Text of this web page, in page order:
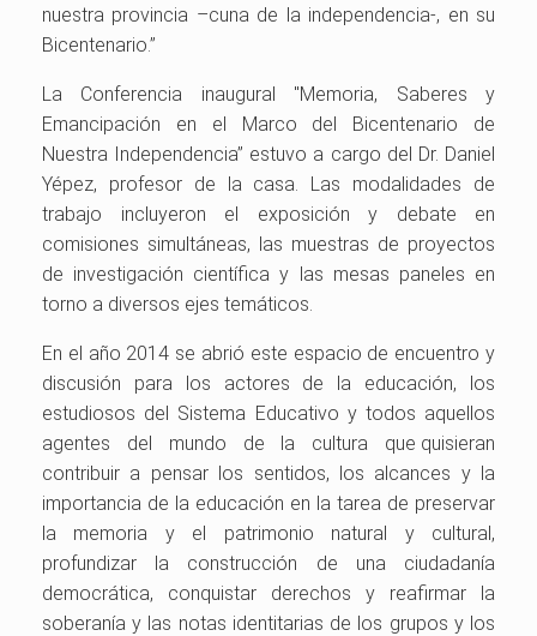
nuestra provincia –cuna de la independencia-, en su
Bicentenario.”
La Conferencia inaugural "Memoria, Saberes y
Emancipación en el Marco del Bicentenario de
Nuestra Independencia” estuvo a cargo del Dr. Daniel
Yépez, profesor de la casa. Las modalidades de
trabajo incluyeron el exposición y debate en
comisiones simultáneas, las muestras de proyectos
de investigación científica y las mesas paneles en
torno a diversos ejes temáticos.
En el año 2014 se abrió este espacio de encuentro y
discusión para los actores de la educación, los
estudiosos del Sistema Educativo y todos aquellos
agentes del mundo de la cultura que quisieran
contribuir a pensar los sentidos, los alcances y la
importancia de la educación en la tarea de preservar
la memoria y el patrimonio natural y cultural,
profundizar la construcción de una ciudadanía
democrática, conquistar derechos y reafirmar la
soberanía y las notas identitarias de los grupos y los